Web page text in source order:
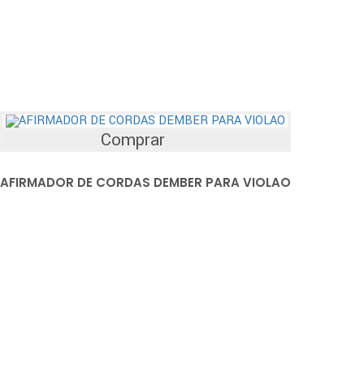
Comprar
AFIRMADOR DE CORDAS DEMBER PARA VIOLAO